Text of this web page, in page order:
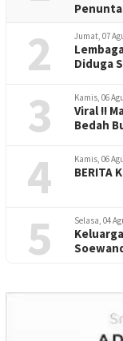
2 Jumat, 07
Diduga
3 Kamis, 06
Viral !!
Bedah
4 Kamis, 06
BERITA
5 Selasa, 04